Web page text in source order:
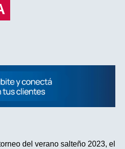
del verano salteño 2023, el